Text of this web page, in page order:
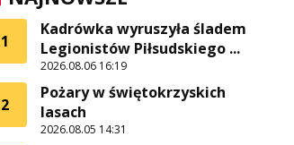
1
Kadrówka wyruszyła śladem
Legionistów Piłsudskiego ...
2026.08.06 16:19
2
Pożary w świętokrzyskich
lasach
2026.08.05 14:31